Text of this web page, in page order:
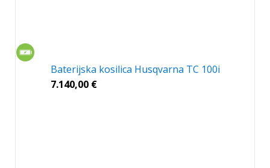
Baterijska kosilica Husqvarna TC 100i
7.140,00 €